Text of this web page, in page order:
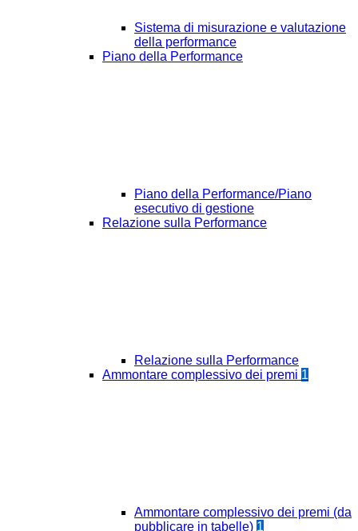
Sistema di misurazione e valutazione
della performance
Piano della Performance
Piano della Performance/Piano
esecutivo di gestione
Relazione sulla Performance
Relazione sulla Performance
Ammontare complessivo dei premi 1
Ammontare complessivo dei premi (da
pubblicare in tabelle) 1